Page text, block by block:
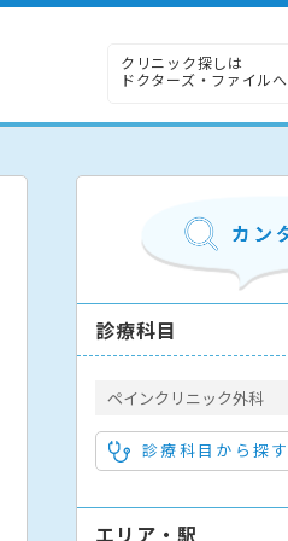
クリニック探しは
ドクターズ・ファイルへ
診療科目
ペインクリニック外科
診療科目から探す
エリア・駅